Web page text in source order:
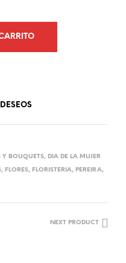
Y BOUQUETS, DIA DE LA MUJER
, FLORES, FLORISTERIA, PEREIRA,
NEXT PRODUCT